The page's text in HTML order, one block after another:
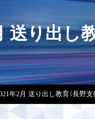
送り出し
年2月 送り出し教育（長野支